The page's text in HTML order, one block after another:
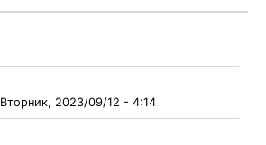
Вторник, 2023/09/12 - 4:14